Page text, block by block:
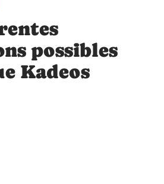
possibles
Kadeos